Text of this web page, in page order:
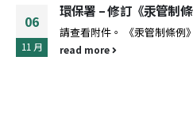
11
5 月
勞工處 -《2023年職業安
訂）條例》
先生/女士： 《2023年職業